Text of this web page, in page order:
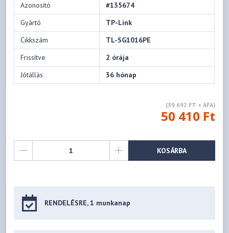
Azonosító
#135674
Gyártó
TP-Link
Cikkszám
TL-SG1016PE
Frissítve
2 órája
Jótállás
36 hónap
(39 692 FT + ÁFA)
50 410 Ft
KOSÁRBA
RENDELÉSRE, 1 munkanap